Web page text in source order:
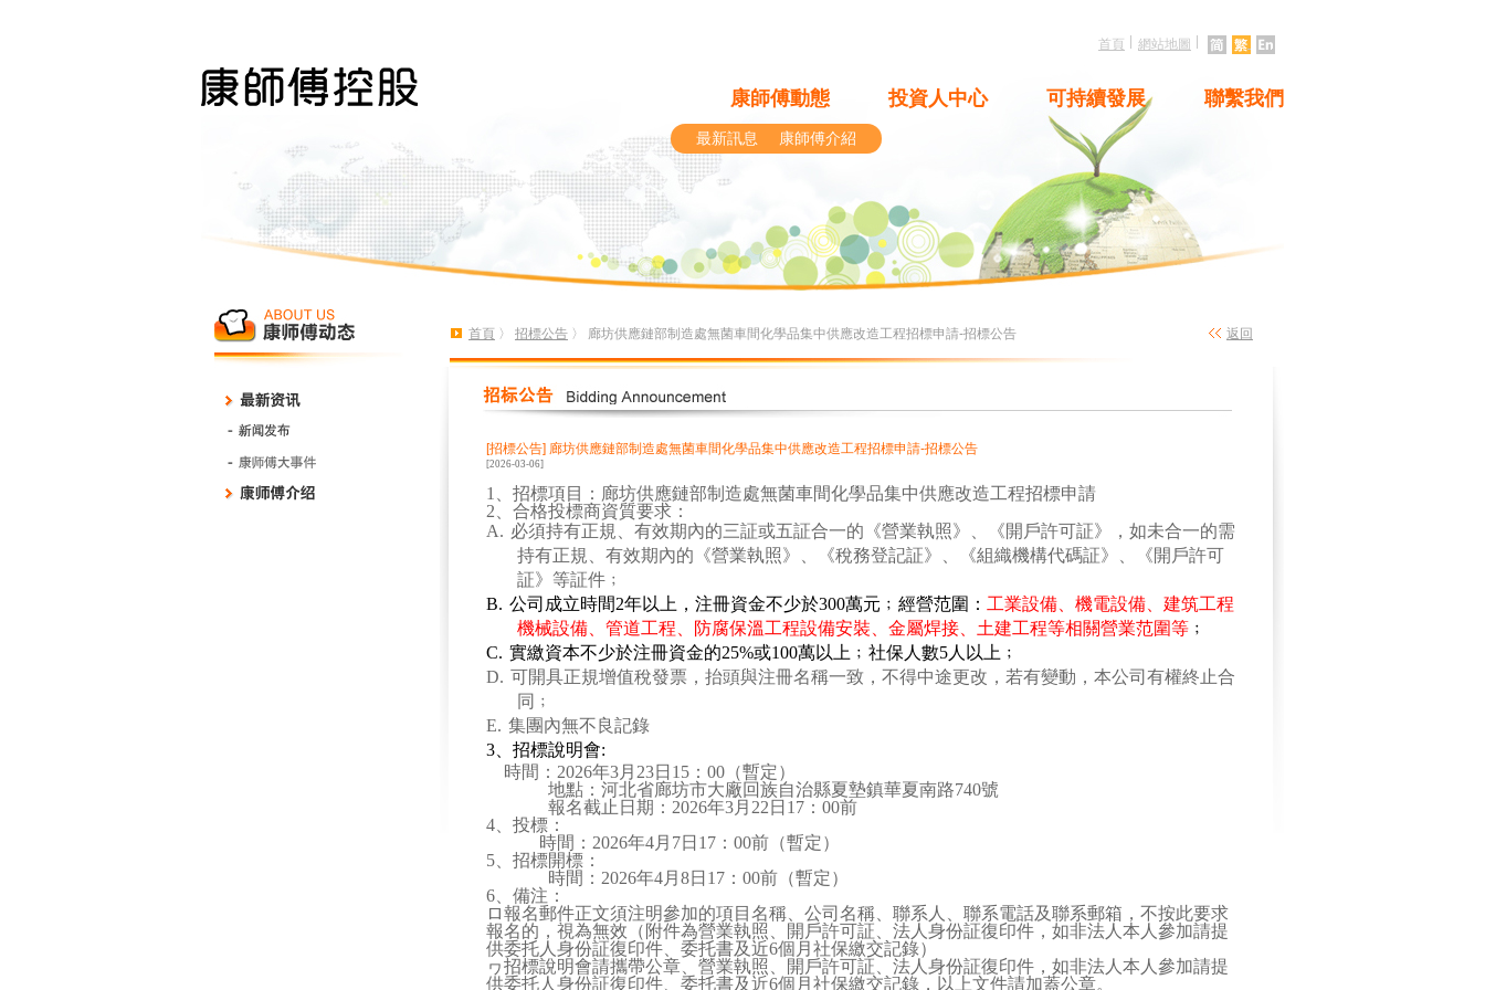
首頁 網站地圖
康師傅動態 投資人中心 可持續發展 聯繫我們
最新訊息 康師傅介紹
首頁 〉 招標公告 〉 廊坊供應鏈部制造處無菌車間化學品集中供應改造工程招標申請-招標公告 返回
[招標公告] 廊坊供應鏈部制造處無菌車間化學品集中供應改造工程招標申請-招標公告
[2026-03-06]
1
、招標項目：廊坊供應鏈部制造處無菌車間化學品集中供應改造工程招標申請
2 、合格投標商資質要求：
A. 必須持有正規、有效期內的三証或五証合一的《營業執照》、《開戶許可証》，如未合一的需
持有正規、有效期內的《營業執照》、《稅務登記証》、《組織機構代碼証》、《開戶許可
証》等証件﹔
B. 公司成立時間2年以上，注冊資金不少於300萬元﹔經營范圍： 工業設備、機電設備、建筑工程
機械設備、管道工程、防腐保溫工程設備安裝、金屬焊接、土建工程等相關營業范圍等 ﹔
C. 實繳資本不少於注冊資金的25%或100萬以上﹔社保人數5人以上﹔
D. 可開具正規增值稅發票，抬頭與注冊名稱一致，不得中途更改，若有變動，本公司有權終止合
同﹔
E. 集團內無不良記錄
3 、招標說明會:
時間： 2026年3月 23日 15 ： 00 （暫定）
地點：河北省廊坊市大廠回族自治縣夏墊鎮華夏南路740號
報名截止日期： 2026年3月 22 日 17 ： 00前
4 、投標：
時間： 2026年4月 7日 17 ： 00前（暫定）
5 、招標開標：
時間： 2026年4月 8日 17 ： 00前（暫定）
6 、備注：
ロ報名郵件正文須注明參加的項目名稱、公司名稱、聯系人、聯系電話及聯系郵箱，不按此要求
報名的，視為無效（附件為營業執照、開戶許可証、法人身份証復印件，如非法人本人參加請提
供委托人身份証復印件、委托書及近6個月社保繳交記錄）
ヮ招標說明會請攜帶公章、營業執照、開戶許可証、法人身份証復印件，如非法人本人參加請提
供委托人身份証復印件、委托書及近6個月社保繳交記錄，以上文件請加蓋公章。